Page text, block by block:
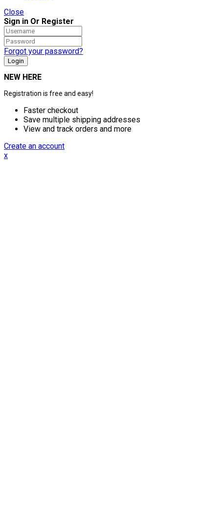
Close
Sign in Or Register
Forgot your password?
NEW HERE
Registration is free and easy!
Faster checkout
Save multiple shipping addresses
View and track orders and more
Create an account
x